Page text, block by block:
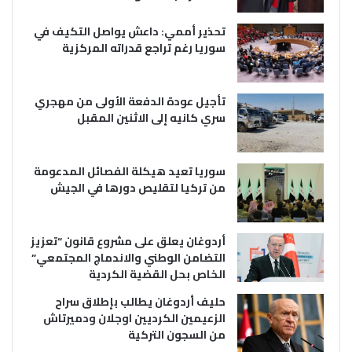
تحذير أممي: داعش يواصل التكيف في
سوريا رغم تراجع قدراته المركزية
تأجيل عودة الدفعة الأولى من مهجري
سري كانيه إلى الاثنين المقبل
سوريا تعيد هيكلة الفصائل المدعومة
من تركيا لتقليص دورها في الجيش
أردوغان يعلق على مشروع قانون “تعزيز
التضامن الوطني والاندماج المجتمعي”
الخاص بحل القضية الكردية
حليف أردوغان يطالب بإطلاق سراح
الزعيمين الكرديين اوجلان ودميرتاش
من السجون التركية